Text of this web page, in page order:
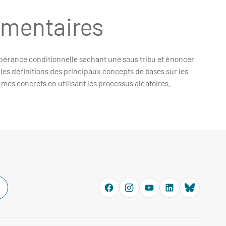
conditionnelle sachant une sous tribu et énoncer
définitions des principaux concepts de bases sur les
concrets en utilisant les processus aléatoires.